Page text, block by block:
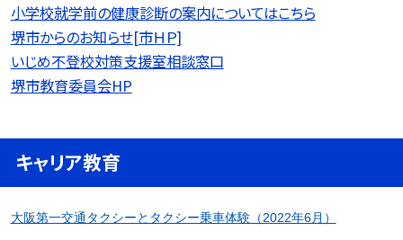
小学校就学前の健康診断の案内についてはこちら
堺市からのお知らせ[市ＨＰ]
いじめ不登校対策支援室相談窓口
堺市教育委員会HP
キャリア教育
大阪第一交通タクシーとタクシー乗車体験（2022年6月）